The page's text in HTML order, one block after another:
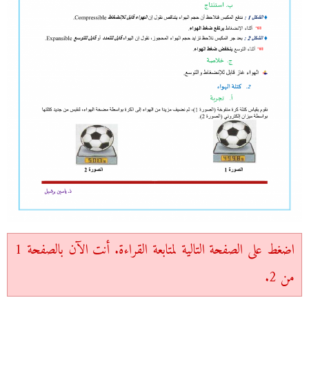
اضغط على الصفحة التالية لمتابعة القراءة. أنت الآن بالصفحة 1
من 2.